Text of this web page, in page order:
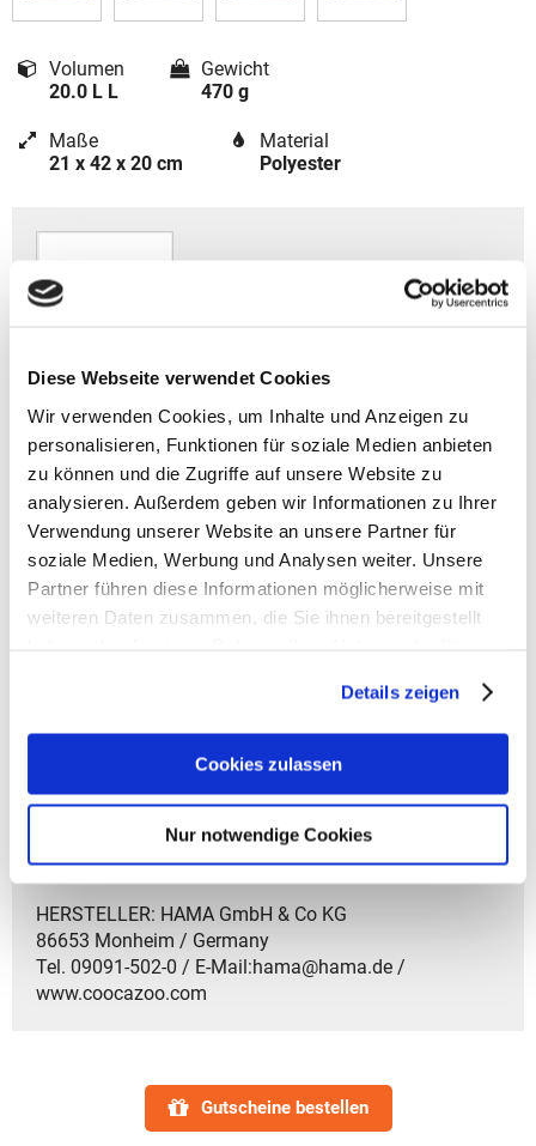
Diese Webseite verwendet Cookies
Wir verwenden Cookies, um Inhalte und Anzeigen zu
personalisieren, Funktionen für soziale Medien anbieten
zu können und die Zugriffe auf unsere Website zu
analysieren. Außerdem geben wir Informationen zu Ihrer
Verwendung unserer Website an unsere Partner für
soziale Medien, Werbung und Analysen weiter. Unsere
Partner führen diese Informationen möglicherweise mit
weiteren Daten zusammen, die Sie ihnen bereitgestellt
Details zeigen
Cookies zulassen
Nur notwendige Cookies
Volumen
20.0 L L
Gewicht
470 g
Maße
21 x 42 x 20 cm
Material
Polyester
Coocazoo Zubehör
Artikelbeschreibung Coocazoo Sporttasche
- Volumen: 20 Liter
- Gewicht: 470 g
- Größe: 21x42x20 cm (HxBxT)
- Material: aus recycelten PET-Flaschen
- Abnehmbarer, verstellbarer und gepolsterter
- Faltbar
- 2-Wege-Rundbogenreißverschluss
- Gepolsterter Boden für mehr Stabilität
HERSTELLER: HAMA GmbH & Co KG
86653 Monheim / Germany
Tel. 09091-502-0 / E-Mail:hama@hama.de /
www.coocazoo.com
Gutscheine bestellen